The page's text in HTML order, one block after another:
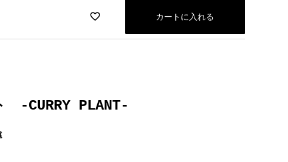
カートに入れる
-CURRY PLANT-